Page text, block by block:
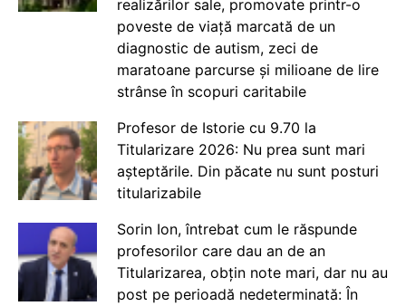
realizărilor sale, promovate printr-o
poveste de viață marcată de un
diagnostic de autism, zeci de
maratoane parcurse și milioane de lire
strânse în scopuri caritabile
Profesor de Istorie cu 9.70 la
Titularizare 2026: Nu prea sunt mari
așteptările. Din păcate nu sunt posturi
titularizabile
Sorin Ion, întrebat cum le răspunde
profesorilor care dau an de an
Titularizarea, obțin note mari, dar nu au
post pe perioadă nedeterminată: În